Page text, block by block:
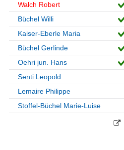
Walch Robert
Büchel Willi
Kaiser-Eberle Maria
Büchel Gerlinde
Oehri jun. Hans
Senti Leopold
Lemaire Philippe
Stoffel-Büchel Marie-Luise